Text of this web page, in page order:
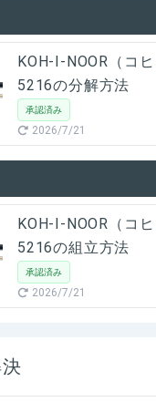
KOH-I-NOOR（コヒ
5216の分解方法
承認済み
2026/7/21
KOH-I-NOOR（コヒ
5216の組立方法
承認済み
2026/7/21